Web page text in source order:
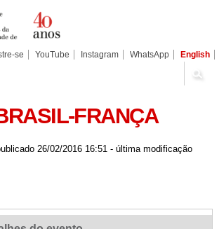
se YouTube Instagram WhatsApp English
FRANÇA
26/02/2016 16:51 - última modificação